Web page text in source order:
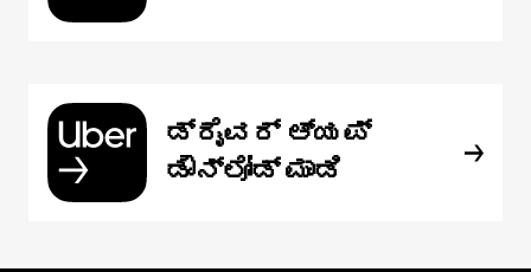
ಡ್ರೈವರ್ ಆ್ಯಪ್
ಡೌನ್‌ಲೋಡ್ ಮಾಡಿ